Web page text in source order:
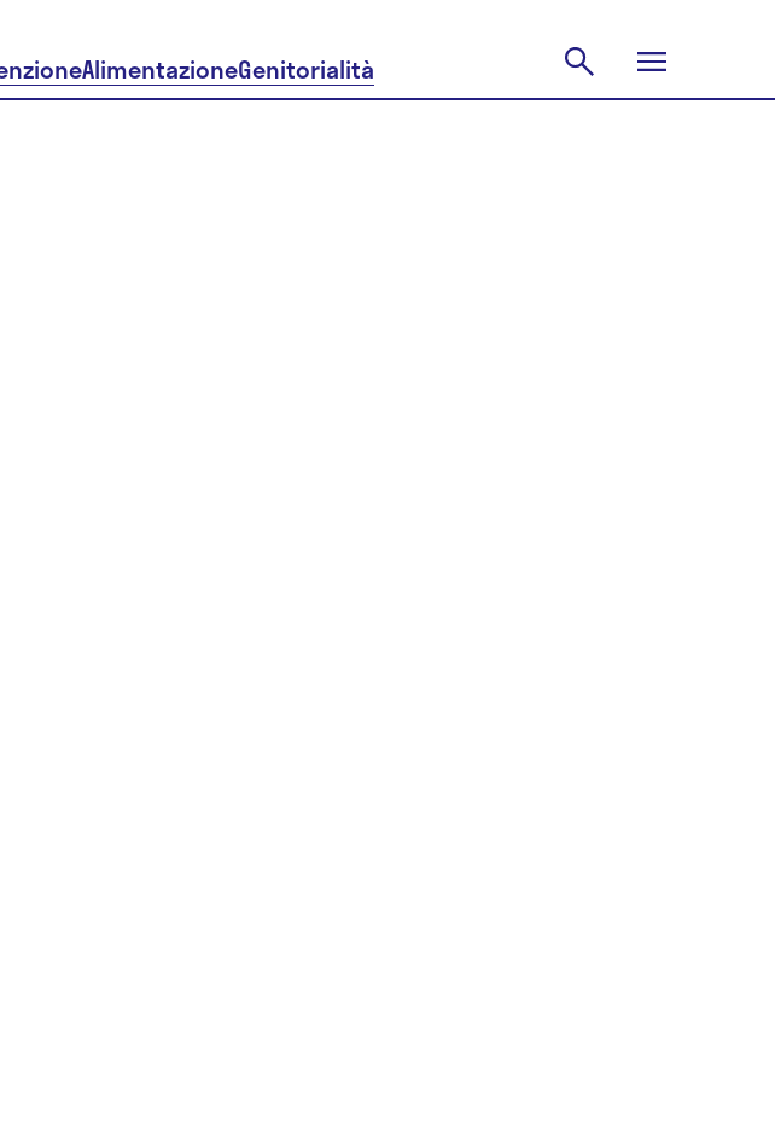
AlimentazioneGenitorialità